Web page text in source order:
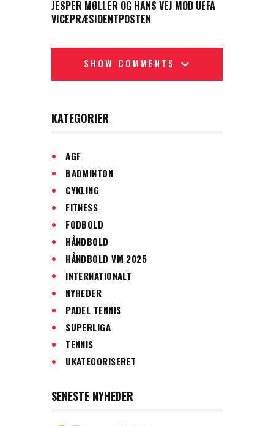
JESPER MØLLER OG HANS VEJ MOD UEFA
VICEPRÆSIDENTPOSTEN
SHOW COMMENTS
KATEGORIER
AGF
BADMINTON
CYKLING
FITNESS
FODBOLD
HÅNDBOLD
HÅNDBOLD VM 2025
INTERNATIONALT
NYHEDER
PADEL TENNIS
SUPERLIGA
TENNIS
UKATEGORISERET
SENESTE NYHEDER